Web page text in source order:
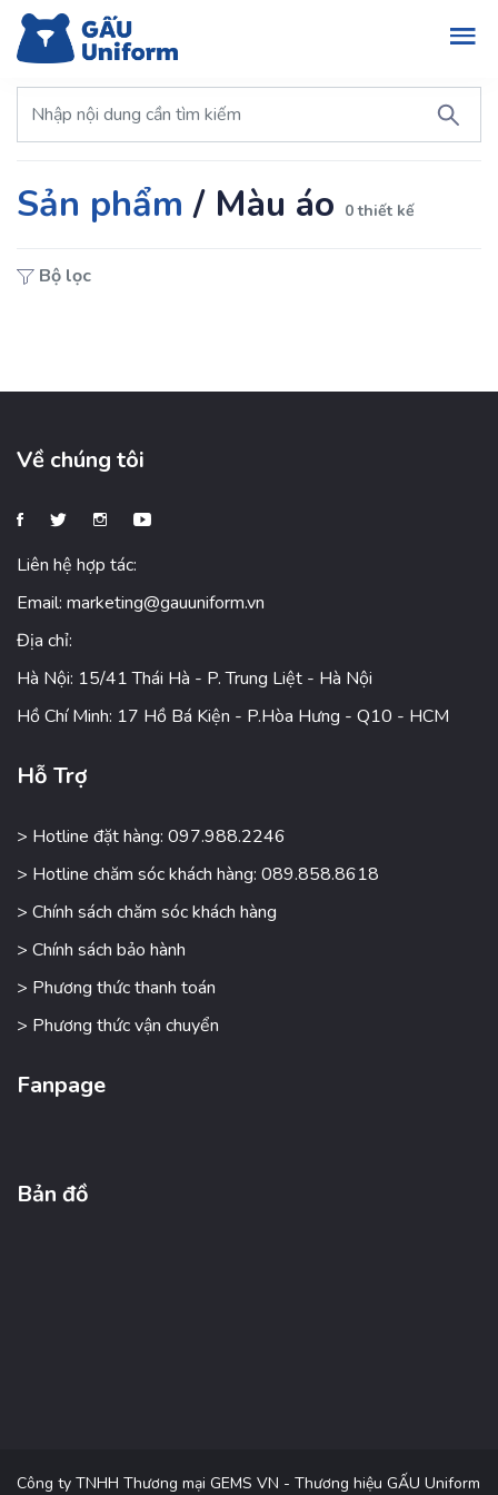
Sản phẩm / Màu áo 0 thiết kế
Bộ lọc
Về chúng tôi
Liên hệ hợp tác:
Email: marketing@gauuniform.vn
Địa chỉ:
Hà Nội: 15/41 Thái Hà - P. Trung Liệt - Hà Nội
Hồ Chí Minh: 17 Hồ Bá Kiện - P.Hòa Hưng - Q10 - HCM
Hỗ Trợ
> Hotline đặt hàng: 097.988.2246
> Hotline chăm sóc khách hàng: 089.858.8618
> Chính sách chăm sóc khách hàng
> Chính sách bảo hành
> Phương thức thanh toán
> Phương thức vận chuyển
Fanpage
Bản đồ
Công ty TNHH Thương mại GEMS VN - Thương hiệu GẤU Uniform